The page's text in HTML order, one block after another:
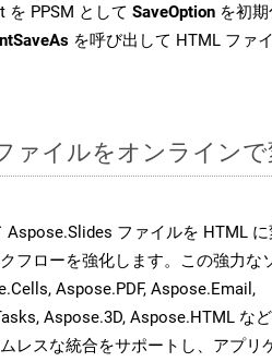
を PPSM として SaveOption を初
を呼び出して HTML ファ
ァイルをオンライン
Aspose.Slides ファイルを HTML
フローを強化します。この強力な
Aspose.PDF, Aspose.Email,
Aspose.3D, Aspose.HTML な
レスな統合をサポートし、アプリ